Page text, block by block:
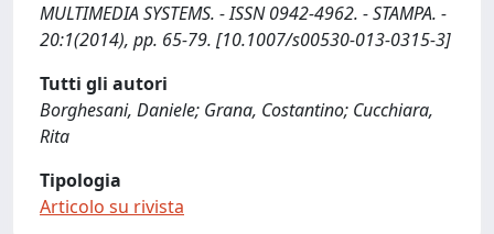
MULTIMEDIA SYSTEMS. - ISSN 0942-4962. - STAMPA. -
20:1(2014), pp. 65-79. [10.1007/s00530-013-0315-3]
Tutti gli autori
Borghesani, Daniele; Grana, Costantino; Cucchiara,
Rita
Tipologia
Articolo su rivista